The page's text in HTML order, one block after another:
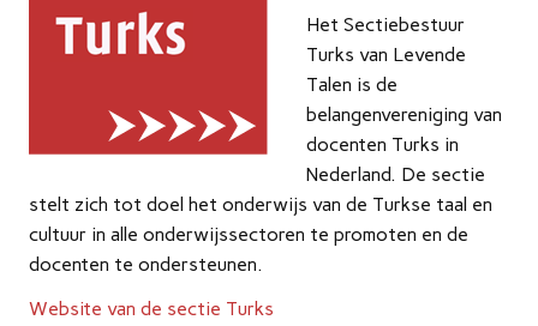
Het Sectiebestuur
Turks van Levende
Talen is de
belangenvereniging van
docenten Turks in
Nederland. De sectie
stelt zich tot doel het onderwijs van de Turkse taal en
cultuur in alle onderwijssectoren te promoten en de
docenten te ondersteunen.
Website van de sectie Turks